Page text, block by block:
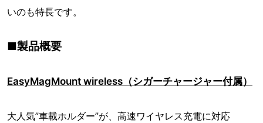
いのも特長です。
■製品概要
EasyMagMount wireless（シガーチャージャー付属）
大人気”車載ホルダー”が、高速ワイヤレス充電に対応